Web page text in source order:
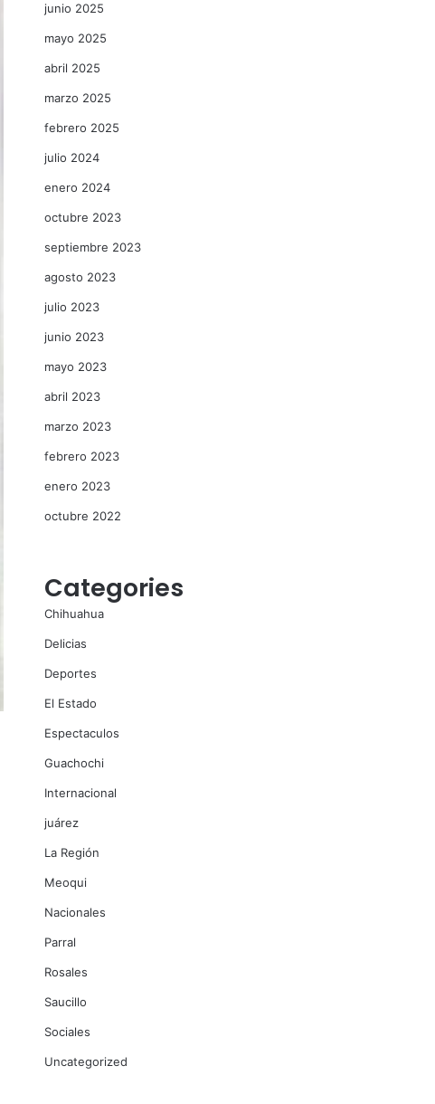
junio 2025
mayo 2025
abril 2025
marzo 2025
febrero 2025
julio 2024
enero 2024
octubre 2023
septiembre 2023
agosto 2023
julio 2023
junio 2023
mayo 2023
abril 2023
marzo 2023
febrero 2023
enero 2023
octubre 2022
Categories
Chihuahua
Delicias
Deportes
El Estado
Espectaculos
Guachochi
Internacional
juárez
La Región
Meoqui
Nacionales
Parral
Rosales
Saucillo
Sociales
Uncategorized